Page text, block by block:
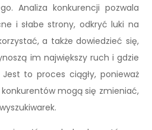
Analiza konkurencji pozwala
i słabe strony, odkryć luki na
a także dowiedzieć się,
im największy ruch i gdzie
to proces ciągły, ponieważ
mogą się zmieniać,